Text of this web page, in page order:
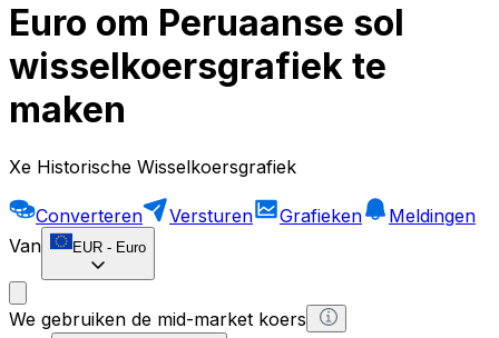
Euro om Peruaanse sol
wisselkoersgrafiek te
maken
Xe Historische Wisselkoersgrafiek
Converteren Versturen Grafieken
Meldingen
Van
EUR - Euro
We gebruiken de mid-market koers